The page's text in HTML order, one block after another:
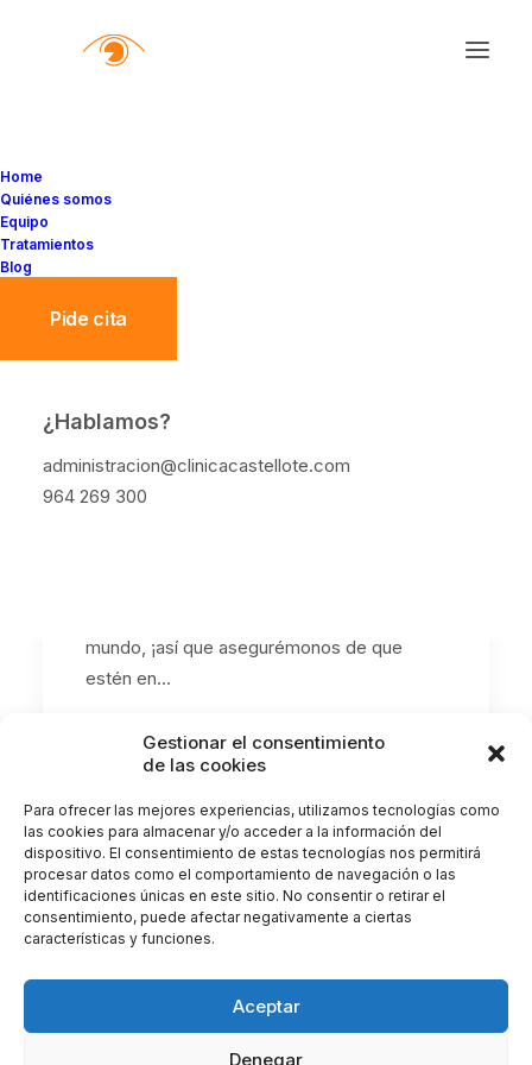
Gestionar el consentimiento
de las cookies
Para ofrecer las mejores experiencias, utilizamos tecnologías como
las cookies para almacenar y/o acceder a la información del
dispositivo. El consentimiento de estas tecnologías nos permitirá
procesar datos como el comportamiento de navegación o las
identificaciones únicas en este sitio. No consentir o retirar el
consentimiento, puede afectar negativamente a ciertas
características y funciones.
Aceptar
Denegar
Home
Quiénes somos
Equipo
Tratamientos
Blog
Pide cita
¿Hablamos?
administracion@clinicacastellote.com
964 269 300
CUIDA TUS OJOS:
CONSEJOS SIMPLES
mundo, ¡así que asegurémonos de que
estén en…
by Clínica Castellote